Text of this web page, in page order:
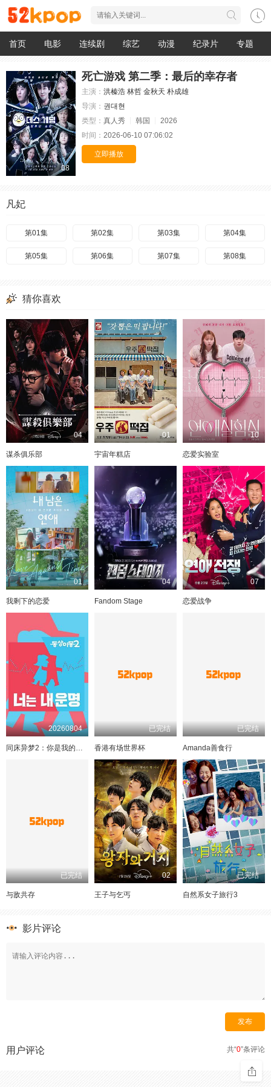
首页 电影 连续剧 综艺 动漫 纪录片 专题
08
死亡游戏 第二季：最后的幸存者
主演： 洪榛浩 林哲 金秋天 朴成雄
导演： 권대현
类型： 真人秀 韩国
2026
时间： 2026-06-10 07:06:02
立即播放
凡妃
第01集 第02集 第03集 第04集
第05集 第06集 第07集 第08集
猜你喜欢
04
谋杀俱乐部
01
宇宙年糕店
10
恋爱实验室
01
我剩下的恋爱
04
Fandom Stage
07
恋爱战争
20260804
同床异梦2：你是我的命运2024
已完结
香港有场世界杯
已完结
Amanda善食行
已完结
与敌共存
02
王子与乞丐
已完结
自然系女子旅行3
影片评论
共“0”条评论
用户评论